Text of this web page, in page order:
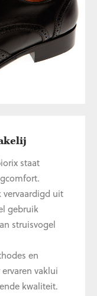
staat
vervaardigd uit
gebruik
struisvogel
en
vaklui
kwaliteit.